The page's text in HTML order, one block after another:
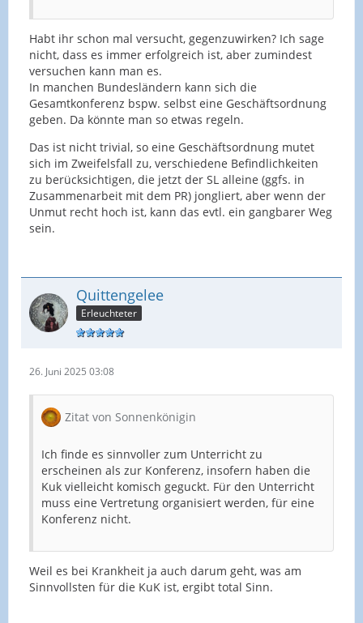
Habt ihr schon mal versucht, gegenzuwirken? Ich sage
nicht, dass es immer erfolgreich ist, aber zumindest
versuchen kann man es.
In manchen Bundesländern kann sich die
Gesamtkonferenz bspw. selbst eine Geschäftsordnung
geben. Da könnte man so etwas regeln.
Das ist nicht trivial, so eine Geschäftsordnung mutet
sich im Zweifelsfall zu, verschiedene Befindlichkeiten
zu berücksichtigen, die jetzt der SL alleine (ggfs. in
Zusammenarbeit mit dem PR) jongliert, aber wenn der
Unmut recht hoch ist, kann das evtl. ein gangbarer Weg
sein.
Quittengelee
Erleuchteter
26. Juni 2025 03:08
Zitat von Sonnenkönigin
Ich finde es sinnvoller zum Unterricht zu
erscheinen als zur Konferenz, insofern haben die
Kuk vielleicht komisch geguckt. Für den Unterricht
muss eine Vertretung organisiert werden, für eine
Konferenz nicht.
Weil es bei Krankheit ja auch darum geht, was am
Sinnvollsten für die KuK ist, ergibt total Sinn.